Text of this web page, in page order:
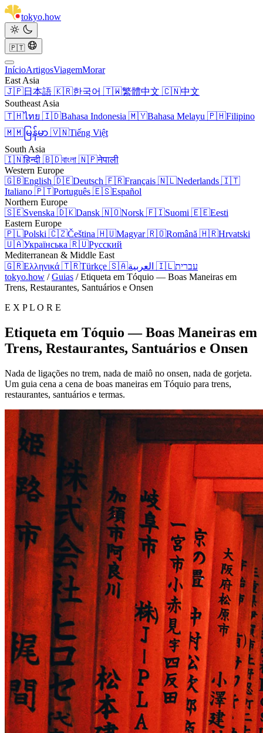
tokyo.how
🇵🇹
InícioArtigosViagemMorar
East Asia
🇯🇵日本語 🇰🇷한국어 🇹🇼繁體中文 🇨🇳中文
Southeast Asia
🇹🇭ไทย 🇮🇩Bahasa Indonesia 🇲🇾Bahasa Melayu 🇵🇭Filipino
🇲🇲 မြန်မာ 🇻🇳Tiếng Việt
South Asia
🇮🇳हिन्दी 🇧🇩বাংলা 🇳🇵नेपाली
Western Europe
🇬🇧English 🇩🇪Deutsch 🇫🇷Français 🇳🇱Nederlands 🇮🇹
Italiano 🇵🇹Português 🇪🇸Español
Northern Europe
🇸🇪Svenska 🇩🇰Dansk 🇳🇴Norsk 🇫🇮Suomi 🇪🇪Eesti
Eastern Europe
🇵🇱Polski 🇨🇿Čeština 🇭🇺Magyar🇷🇴Română 🇭🇷Hrvatski
🇺🇦Українська 🇷🇺Русский
Mediterranean & Middle East
🇬🇷Ελληνικά 🇹🇷Türkçe 🇸🇦 🇮🇱עברית
tokyo.how / Guias / Etiqueta em Tóquio — Boas Maneiras em
Trens, Restaurantes, Santuários e Onsen
E X P L O R E
Etiqueta em Tóquio — Boas Maneiras em
Trens, Restaurantes, Santuários e Onsen
Nada de ligações no trem, nada de maiô no onsen, nada de gorjeta.
Um guia cena a cena de boas maneiras em Tóquio para trens,
restaurantes, santuários e termas.